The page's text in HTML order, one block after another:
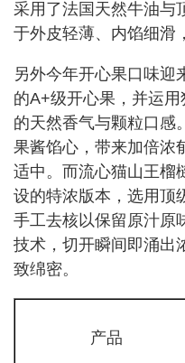
采用了法国天然牛油与
于外皮轻薄、内馅细滑
另外今年开心果口味迎
的A+级开心果，并运
的天然香气与颗粒口感
果酱馅心，带来加倍浓
适中。而流心猫山王榴
设的特浓版本，选用顶
手工去核以保留原汁原
技术，切开瞬间即涌出
致绵密。
产品